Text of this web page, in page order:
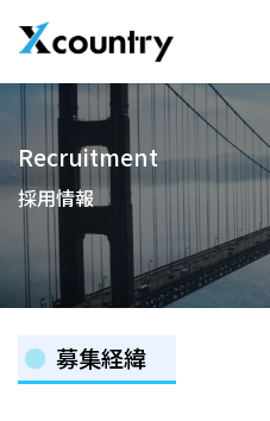
Recruitment
採用情報
募集経緯